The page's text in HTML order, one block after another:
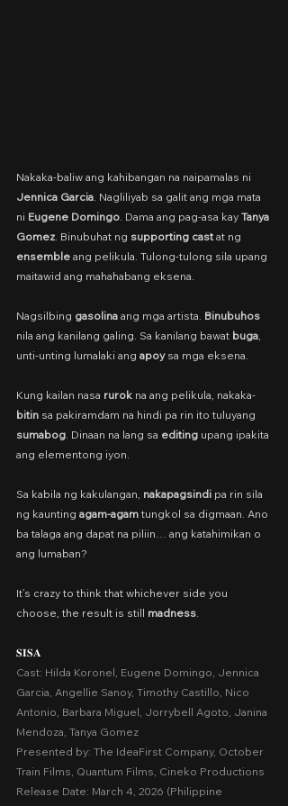
Nakaka-baliw ang kahibangan na naipamalas ni
Jennica Garcia. Nagliliyab sa galit ang mga mata
ni Eugene Domingo. Dama ang pag-asa kay Tanya
Gomez. Binubuhat ng supporting cast at ng
ensemble ang pelikula. Tulong-tulong sila upang
maitawid ang mahahabang eksena.
Nagsilbing gasolina ang mga artista. Binubuhos
nila ang kanilang galing. Sa kanilang bawat buga,
unti-unting lumalaki ang apoy sa mga eksena.
Kung kailan nasa rurok na ang pelikula, nakaka-
bitin sa pakiramdam na hindi pa rin ito tuluyang
sumabog. Dinaan na lang sa editing upang ipakita
ang elementong iyon.
Sa kabila ng kakulangan, nakapagsindi pa rin sila
ng kaunting agam-agam tungkol sa digmaan. Ano
ba talaga ang dapat na piliin… ang katahimikan o
ang lumaban?
It’s crazy to think that whichever side you
choose, the result is still madness.
𝐒𝐈𝐒𝐀
Cast: Hilda Koronel, Eugene Domingo, Jennica
Garcia, Angellie Sanoy, Timothy Castillo, Nico
Antonio, Barbara Miguel, Jorrybell Agoto, Janina
Mendoza, Tanya Gomez
Presented by: The IdeaFirst Company, October
Train Films, Quantum Films, Cineko Productions
Release Date: March 4, 2026 (Philippine